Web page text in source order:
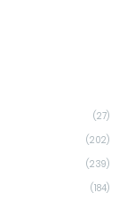
(27)
(202)
(239)
(184)